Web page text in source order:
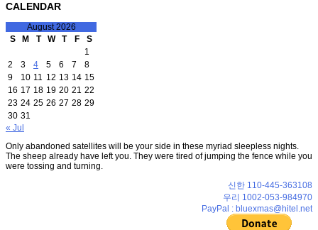
CALENDAR
August 2026
S
M T W T F
S
1
2
3 4 5 6 7
8
9
10 11 12 13 14 15
16 17 18 19 20 21 22
23 24 25 26 27 28 29
30 31
« Jul
Only abandoned satellites will be your side in these myriad sleepless nights.
The sheep already have left you. They were tired of jumping the fence while you
were tossing and turning.
신한 110-445-363108
우리 1002-053-984970
PayPal : bluexmas@hitel.net